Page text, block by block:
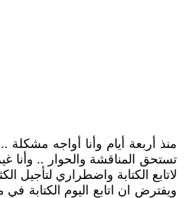
منذ أربعة أيام وأنا أواجه
تستحق المناقشة والحوار .. وأنا
لاتابع الكتابة واضطراري لتأجيل
ويفترض ان اتابع اليوم الكتابة